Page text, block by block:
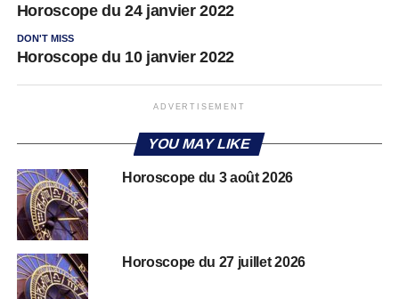
Horoscope du 24 janvier 2022
DON'T MISS
Horoscope du 10 janvier 2022
ADVERTISEMENT
YOU MAY LIKE
Horoscope du 3 août 2026
Horoscope du 27 juillet 2026